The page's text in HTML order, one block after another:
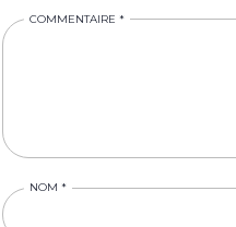
COMMENTAIRE *
NOM *